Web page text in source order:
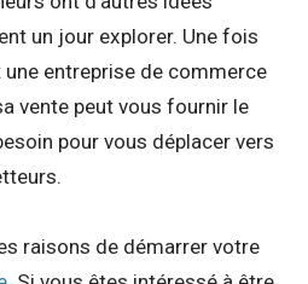
un jour explorer. Une fois
entreprise de commerce
vente peut vous fournir le
pour vous déplacer vers
raisons de démarrer votre